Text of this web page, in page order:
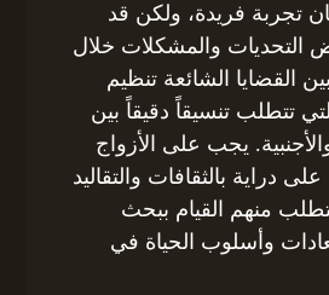
تجربة فريدة، ولكن قد
التحديات والمشكلات خلال
القضايا الشائعة تنظيم
تتطلب تنسيقاً دقيقاً بين
يجب على الأزواج
دراية بالثقافات والتقاليد
منهم القيام ببحث
وأسلوب الحياة في